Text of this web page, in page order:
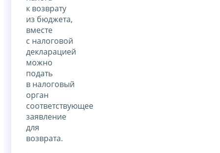
к возврату
из бюджета,
вместе
с налоговой
декларацией
можно
подать
в налоговый
орган
соответствующее
заявление
для
возврата.